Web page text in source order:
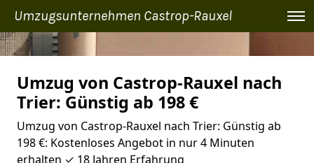
Umzugsunternehmen Castrop-Rauxel
Umzug von Castrop-Rauxel nach
Trier: Günstig ab 198 €
Umzug von Castrop-Rauxel nach Trier: Günstig ab
198 €: Kostenloses Angebot in nur 4 Minuten
erhalten ✓ 18 Jahren Erfahrung